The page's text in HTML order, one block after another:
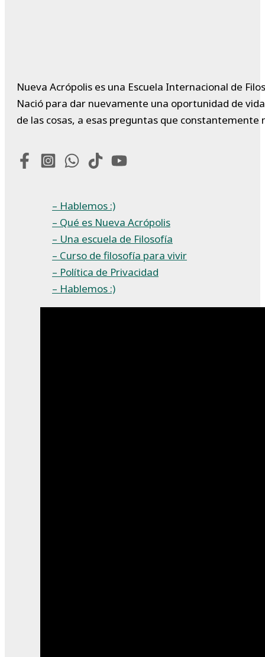
Nueva Acrópolis es una Escuela Internacional de
Nació para dar nuevamente una oportunidad de
de las cosas, a esas preguntas que constantemente
– Hablemos :)
– Qué es Nueva Acrópolis
– Una escuela de Filosofía
– Curso de filosofía para vivir
– Política de Privacidad
– Hablemos :)